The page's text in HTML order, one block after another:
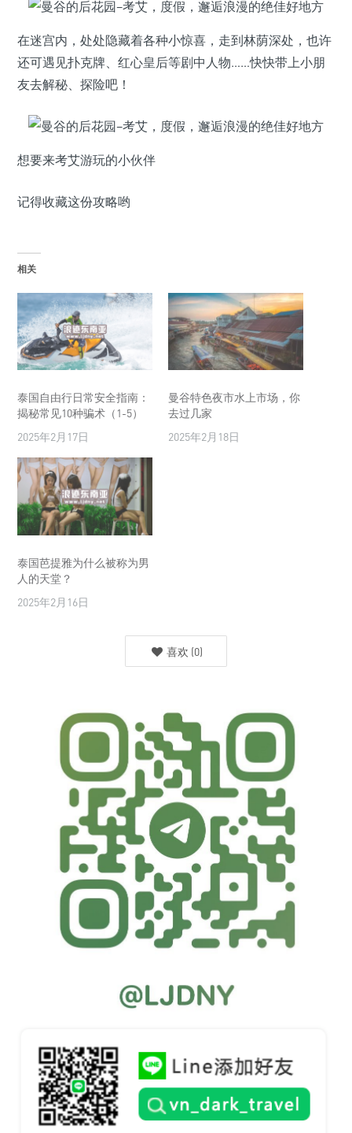
在迷宫内，处处隐藏着各种小惊喜，走到林荫深处，也许
还可遇见扑克牌、红心皇后等剧中人物……快快带上小朋
友去解秘、探险吧！
想要来考艾游玩的小伙伴
记得收藏这份攻略哟
相关
泰国自由行日常安全指南：
揭秘常见10种骗术（1-5）
2025年2月17日
曼谷特色夜市水上市场，你
去过几家
2025年2月18日
泰国芭提雅为什么被称为男
人的天堂？
2025年2月16日
喜欢 (0)